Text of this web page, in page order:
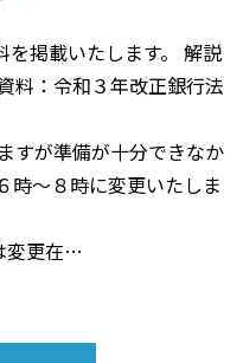
を掲載いたします。 解説
料：令和３年改正銀行法
すが準備が十分できなか
時〜８時に変更いたしま
変更在…